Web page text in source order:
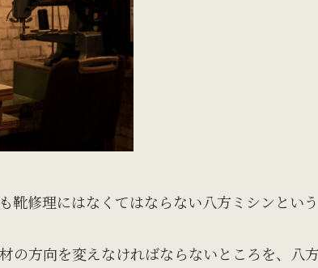
修理にはなくてはならない八方ミシンという
の方向を変えなければならないところを、八